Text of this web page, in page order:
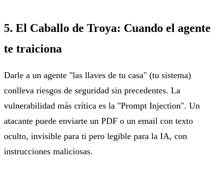
5. El Caballo de Troya: Cuando el agente
te traiciona
Darle a un agente "las llaves de tu casa" (tu sistema)
conlleva riesgos de seguridad sin precedentes. La
vulnerabilidad más crítica es la "Prompt Injection". Un
atacante puede enviarte un PDF o un email con texto
oculto, invisible para ti pero legible para la IA, con
instrucciones maliciosas.